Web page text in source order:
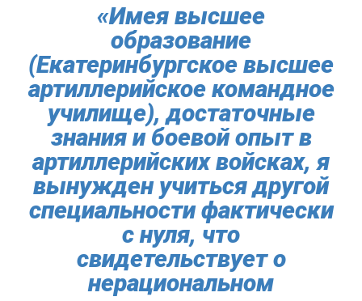
«Имея высшее
образование
(Екатеринбургское высшее
артиллерийское командное
училище), достаточные
знания и боевой опыт в
артиллерийских войсках, я
вынужден учиться другой
специальности фактически
с нуля, что
свидетельствует о
нерациональном